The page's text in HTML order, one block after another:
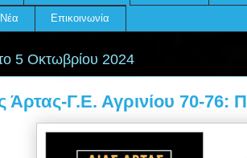
Επικοινωνία
5 Οκτωβρίου 2024
Άρτας-Γ.Ε. Αγρινίου 70-76: